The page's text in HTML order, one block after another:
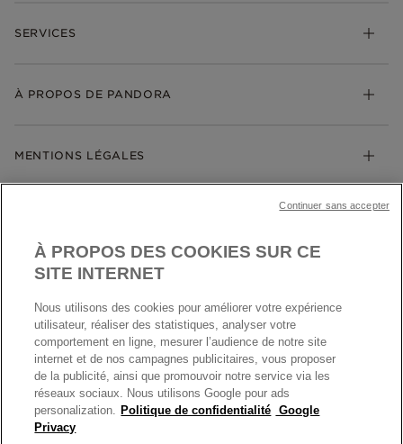
Trouver une boutique
Suivre ma commande
Échanges et retours
Prix en ligne et en boutique
Plan du site
SERVICES
Gravure
À PROPOS DE PANDORA
Carrières
MENTIONS LÉGALES
Politique des cookies
Politique de confidentialité
Conditions générales de vente
Conditions générales de vente Click & Collect
Plateforme ODR
Information sur le fabricant et l'importateur
Index égalité Femme/Homme
FRANCE
France
© TOUS DROITS RESERVES. 2026 Pandora
À PROPOS DES COOKIES SUR CE
SITE INTERNET
Nous utilisons des cookies pour améliorer votre expérience
utilisateur, réaliser des statistiques, analyser votre
comportement en ligne, mesurer l’audience de notre site
internet et de nos campagnes publicitaires, vous proposer
de la publicité, ainsi que promouvoir notre service via les
réseaux sociaux. Nous utilisons Google pour ads
personalization. Politique de confidentialité Google
Privacy
Continuer sans accepter